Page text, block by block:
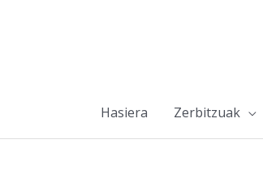
Hasiera Zerbitzuak